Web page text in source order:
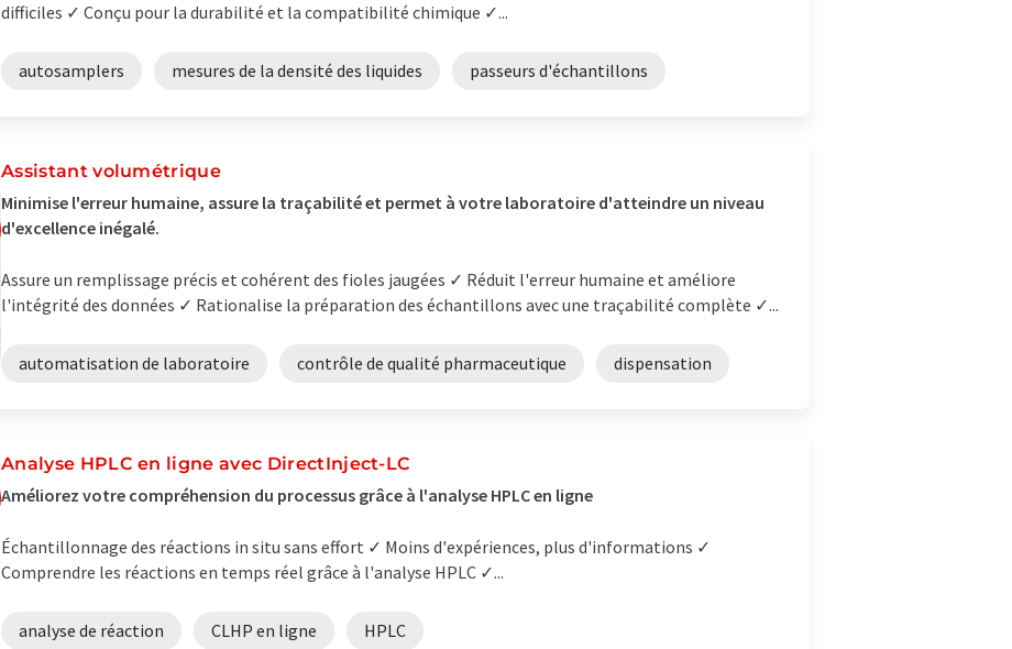
difficiles ✓ Conçu pour la durabilité et la compatibilité chimique ✓...
autosamplers mesures de la densité des liquides passeurs d'échantillons
Assistant volumétrique
Minimise l'erreur humaine, assure la traçabilité et permet à votre laboratoire d'atteindre un niveau
d'excellence inégalé.
Assure un remplissage précis et cohérent des fioles jaugées ✓ Réduit l'erreur humaine et améliore
l'intégrité des données ✓ Rationalise la préparation des échantillons avec une traçabilité complète ✓...
automatisation de laboratoire contrôle de qualité pharmaceutique dispensation
Analyse HPLC en ligne avec DirectInject-LC
Améliorez votre compréhension du processus grâce à l'analyse HPLC en ligne
Échantillonnage des réactions in situ sans effort ✓ Moins d'expériences, plus d'informations ✓
Comprendre les réactions en temps réel grâce à l'analyse HPLC ✓...
analyse de réaction CLHP en ligne HPLC